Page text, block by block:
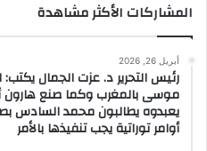
المشاركات الأكثر مشاهدة
أبريل 26, 2026
رئيس التحرير د. عزت الجمال
موسى بالمغرب وكما صنع
يعبدوه يطالبون محمد السادس
أوامر توراتية يجب تنفيذها بالأمر